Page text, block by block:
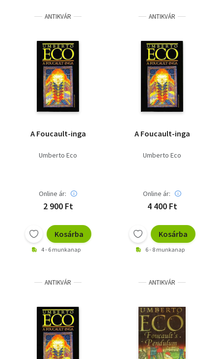
ANTIKVÁR
A Foucault-inga
Umberto Eco
Online ár:
2 900 Ft
Kosárba
4 - 6 munkanap
ANTIKVÁR
A Foucault-inga
Umberto Eco
Online ár:
4 400 Ft
Kosárba
6 - 8 munkanap
ANTIKVÁR ANTIKVÁR